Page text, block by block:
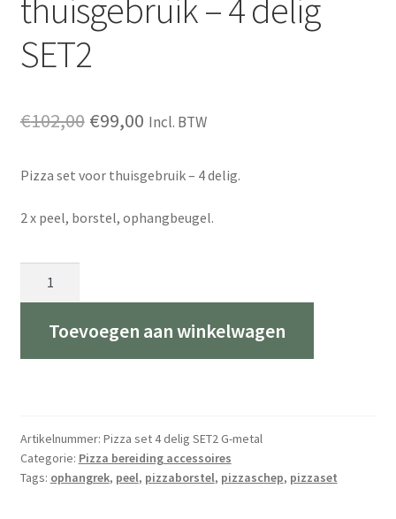
thuisgebruik – 4 delig
SET2
€102,00 Oorspronkelijke
was:
€102,00.
€99,00Huidige
is:
€99,00.
Incl. BTW
Pizza set voor thuisgebruik – 4 delig.
2 x peel, borstel, ophangbeugel.
thuisgebruik
-
Toevoegen aan winkelwagen
Artikelnummer: Pizza set 4 delig SET2 G-metal
Categorie: Pizza bereiding accessoires
Tags: ophangrek, peel, pizzaborstel, pizzaschep, pizzaset